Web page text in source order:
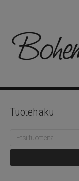
Tuotehaku
Etsi: